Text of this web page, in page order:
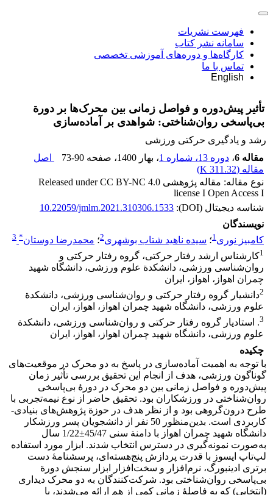
فهرست نشریات
سامانه نشر کتاب
کارگاه‌ها و دوره‌های آموزشی تخصصی
تماس با ما
English
تأثیر پیش‌دوره و فواصل زمانی بین محرک‌ها بر دورة
بی‌پاسخی روان‌شناختی: شواهدی بر آماده‌سازی
رشد و یادگیری حرکتی ورزشی
مقاله 6
، دوره 13، شماره 1 ، بهار 1400 ، صفحه 73-90
اصل
مقاله (311.32 K
)
نوع مقاله: مقاله پژوهشی Released under CC BY-NC 4.0
license I Open Access I
شناسه دیجیتال (DOI):
10.22059/jmlm.2021.310306.1533
نویسندگان
کامبیز نوری1؛ سیده ناهید شتاب بوشهری2؛ محمدرضا دوستان*
3
1کارشناس ارشد رفتار حرکتی، گروه رفتار حرکتی و
روان‌شناسی ورزشی، دانشکدة علوم ورزشی، دانشگاه شهید
چمران اهواز، اهواز، ایران
2دانشیار گروه رفتار حرکتی و روان‌شناسی ورزشی، دانشکدة
علوم ورزشی، دانشگاه شهید چمران اهواز، اهواز، ایران
3. استادیار گروه رفتار حرکتی و روان‌شناسی ورزشی، دانشکدة
علوم ورزشی، دانشگاه شهید چمران اهواز، اهواز، ایران
چکیده
با توجه به اهمیت آماده‌سازی در پاسخ به دو محرک در موقعیت‌های
گوناگون ورزشی، هدف از انجام این تحقیق بررسی تأثیر زمان
پیش‌دوره و فواصل زمانی بین دو محرک در دورۀ بی‌پاسخی
روان‌شناختی در ورزشکاران بود. تحقیق حاضر از نوع نیمه‌تجربی با
طرح درون‌گروهی بود و از نظر هدف در حوزة پژوهش‌های بنیادی-
کاربردی است. بدین‌منظور 50 نفر از دانشجویان پسر ورزشکار
دانشگاه شهید چمران اهواز با دامنة سنی 45/47±1/22 سال
به‌صورت نمونه‌گیری در دسترس انتخاب شدند. ابزار مورد استفاده
لپ‌تاپ ایسوز با قدرت پردازش پنج‌هسته‌ای، پرسشنامۀ دست
برتری ادینبورگ، نرم‌افزار و سخت‌افزار ابزار سنجش دورة
بی‌پاسخی روان‌شناختی بود. شرکت‌کنندگان به دو محرک دیداری
(انتخابی) که به فاصلۀ زمانی کمی از هم ارائه می‌شدند، با